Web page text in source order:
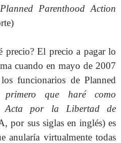
Parenthood Action
precio? El precio a pagar lo
cuando en mayo de 2007
funcionarios de Planned
que haré como
Acta por la Libertad de
por sus siglas en inglés) es
anularía virtualmente todas